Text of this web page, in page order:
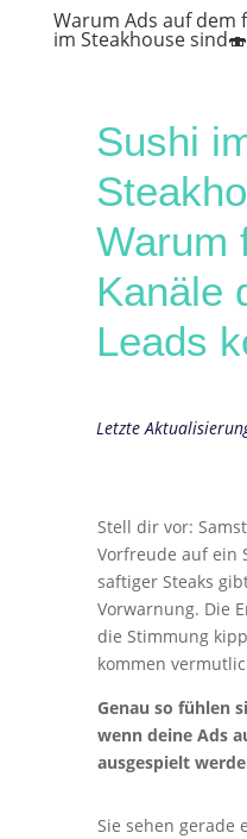
Warum Ads auf dem
im Steakhouse
Sushi
Warum
Kanäle
Leads
Letzte
Stell dir vor:
Vorfreude auf ein
saftiger Steaks
Vorwarnung. Die
die Stimmung
kommen
Genau so fühlen
wenn deine Ads
ausgespielt
Sie sehen gerade